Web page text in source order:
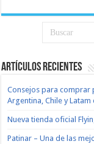
Artículos recientes
Consejos para comprar
Argentina, Chile y Latam
Nueva tienda oficial
Patinar – Una de las